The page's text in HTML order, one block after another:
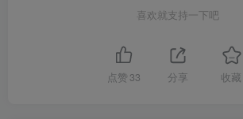
喜欢就支持一下吧
点赞 33 分享 收藏